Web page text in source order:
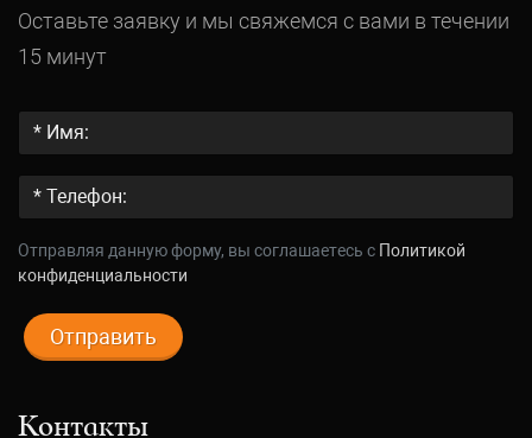
Оставьте заявку и мы свяжемся с вами в течении
15 минут
Отправляя данную форму, вы соглашаетесь c Политикой
конфиденциальности
Отправить
Контакты